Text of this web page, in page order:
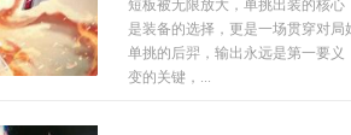
短板被无限放大，单挑出装的核
是装备的选择，更是一场贯穿对
单挑的后羿，输出永远是第一要
变的关键，...